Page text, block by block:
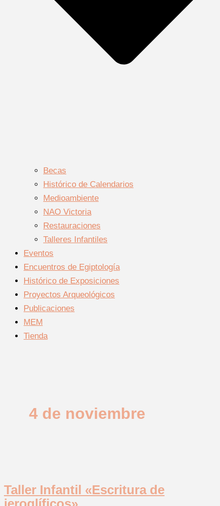
Becas
Histórico de Calendarios
Medioambiente
NAO Victoria
Restauraciones
Talleres Infantiles
Eventos
Encuentros de Egiptología
Histórico de Exposiciones
Proyectos Arqueológicos
Publicaciones
MEM
Tienda
4 de noviembre
Taller Infantil «Escritura de